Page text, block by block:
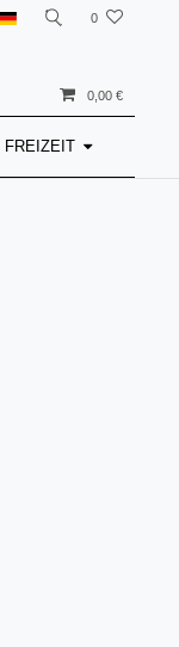
0
0,00 €
FREIZEIT